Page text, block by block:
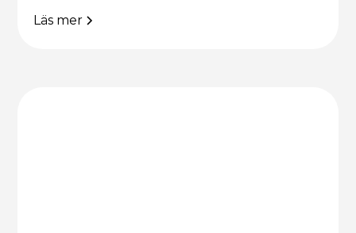
Läs mer